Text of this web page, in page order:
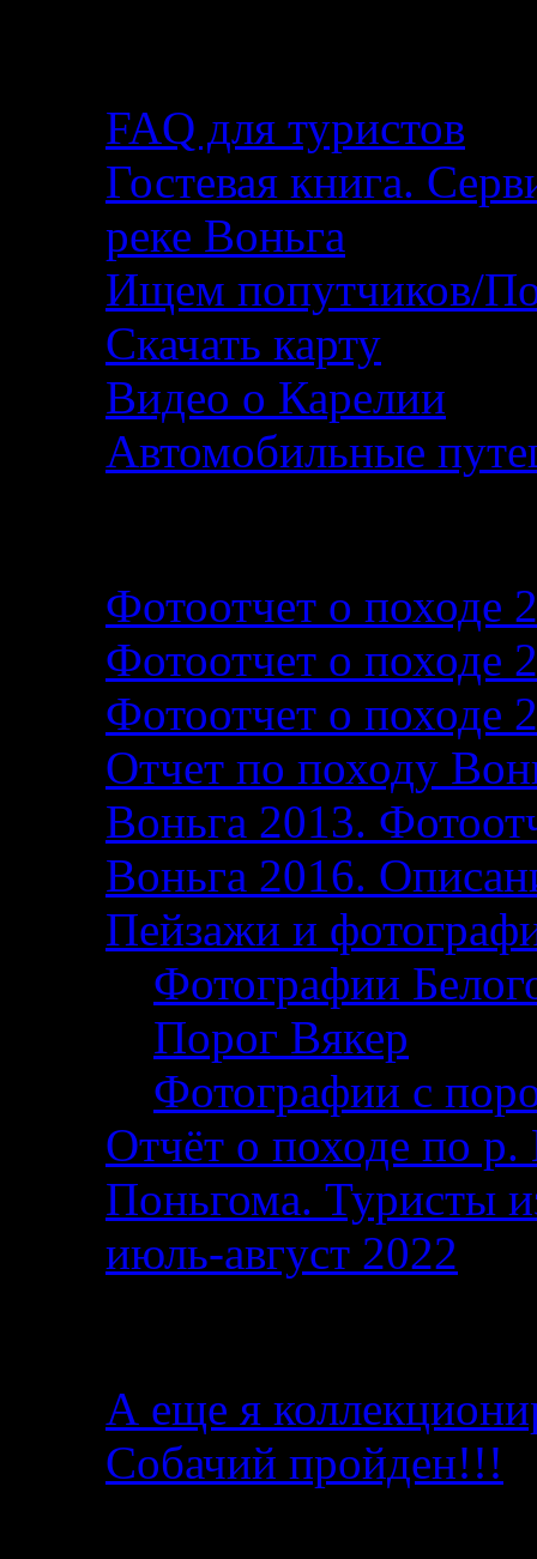
FAQ для туристов
Гостевая книга.
реке Воньга
Ищем попутчиков/
Скачать карту
Видео о Карелии
Автомобильные
Фотоотчет о походе
Фотоотчет о походе
Фотоотчет о походе
Отчет по походу
Воньга 2013.
Воньга 2016.
Пейзажи и
Фотографии
Порог Вякер
Фотографии с
Отчёт о походе по р.
Поньгома. Туристы
июль-август 2022
А еще я
Собачий пройден!!!